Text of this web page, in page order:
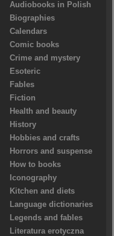
Audiobooks in Polish
Biographies
Calendars
Comic books
Crime and mystery
Esoteric
Fables
Fiction
Health and beauty
History
Hobbies and crafts
Horrors and suspense
How to books
Iconography
Kitchen and diets
Language dictionaries
Legends and fables
Literatura erotyczna